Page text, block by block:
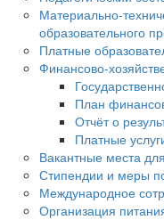
Материально-
образовательного
Платные
Финансово-
План
Отчёт о
Платные
Вакантные места
Стипендии и меры
Международное
Организация